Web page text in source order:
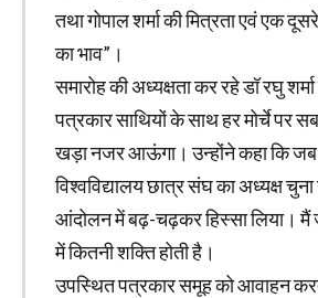
तथा गोपाल शर्मा की मित्रता एवं एक
का भाव”।
समारोह की अध्यक्षता कर रहे डॉ रघु
पत्रकार साथियों के साथ हर मोर्चे पर
खड़ा नजर आऊंगा। उन्होंने कहा कि जब
विश्वविद्यालय छात्र संघ का अध्यक्ष
आंदोलन में बढ़-चढ़कर हिस्सा लिया। मैं
में कितनी शक्ति होती है।
उपस्थित पत्रकार समूह को आवाहन